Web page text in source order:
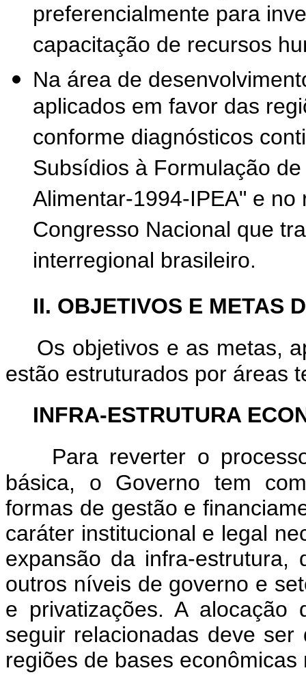
preferencialmente para
capacitação de recursos
Na área de
aplicados em favor das
conforme diagnósticos
Subsídios à Formulação
Alimentar-1994-IPEA" e
Congresso Nacional que
interregional brasileiro.
II. OBJETIVOS E METAS
Os objetivos e as metas,
estão estruturados por áreas
INFRA-ESTRUTURA
Para reverter o
básica, o Governo tem
formas de gestão e
caráter institucional e legal
expansão da infra-estrutura,
outros níveis de governo e
e privatizações. A
seguir relacionadas deve
regiões de bases econômicas